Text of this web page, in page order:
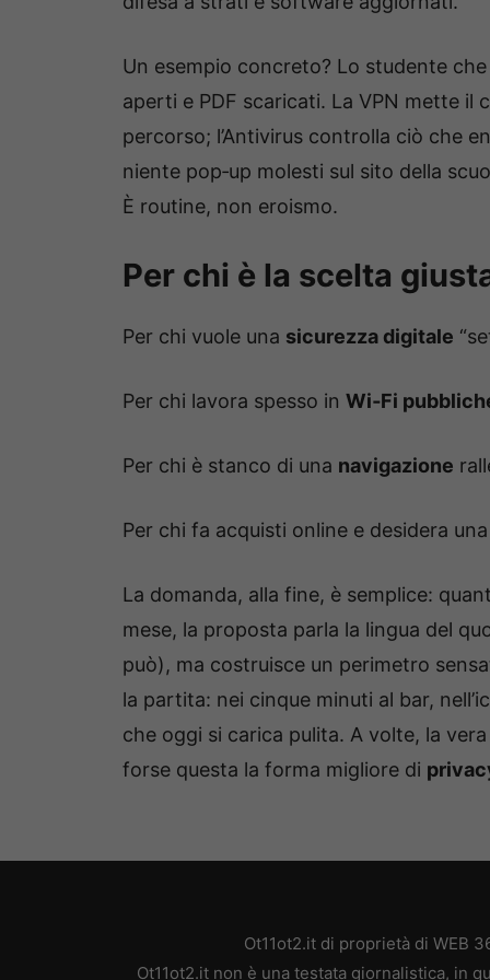
Un esempio concreto? Lo studente
aperti e PDF scaricati. La VPN mette il
percorso; l’Antivirus controlla ciò che
niente pop‑up molesti sul sito della
È routine, non eroismo.
Per chi è la scelta
Per chi vuole una sicurezza digitale
Per chi lavora spesso in Wi‑Fi
Per chi è stanco di una navigazione
Per chi fa acquisti online e desidera
La domanda, alla fine, è semplice:
mese, la proposta parla la lingua del
può), ma costruisce un perimetro
la partita: nei cinque minuti al bar,
che oggi si carica pulita. A volte, la
forse questa la forma migliore di
Ot11ot2.it di proprietà di WEB
Ot11ot2.it non è una testata giornalistica, in